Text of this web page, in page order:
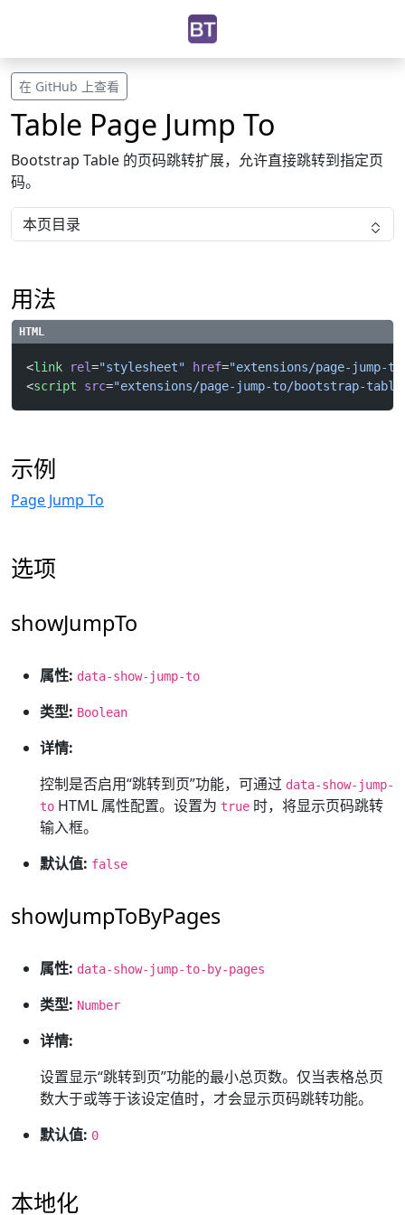
在 GitHub 上查看
Table Page Jump To
Bootstrap Table 的页码跳转扩展，允许直接跳转到指定页
码。
本页目录
用法
<link rel="stylesheet" href="extensions/page-jump-
<script src="extensions/page-jump-to/bootstrap-
示例
Page Jump To
选项
showJumpTo
属性: data-show-jump-to
类型: Boolean
详情:
控制是否启用“跳转到页”功能，可通过 data-show-jump-
to HTML 属性配置。设置为 true 时，将显示页码跳转
输入框。
默认值: false
showJumpToByPages
属性: data-show-jump-to-by-pages
类型: Number
详情:
设置显示“跳转到页”功能的最小总页数。仅当表格总页
数大于或等于该设定值时，才会显示页码跳转功能。
默认值: 0
本地化